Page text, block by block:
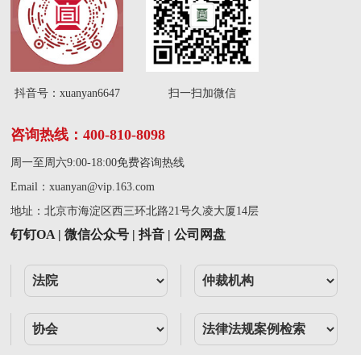
抖音号：xuanyan6647 扫一扫加微信
咨询热线：400-810-8098
周一至周六9:00-18:00免费咨询热线
Email：xuanyan@vip.163.com
地址：北京市海淀区西三环北路21号久凌大厦14层
钉钉OA | 微信公众号 | 抖音 | 公司网盘